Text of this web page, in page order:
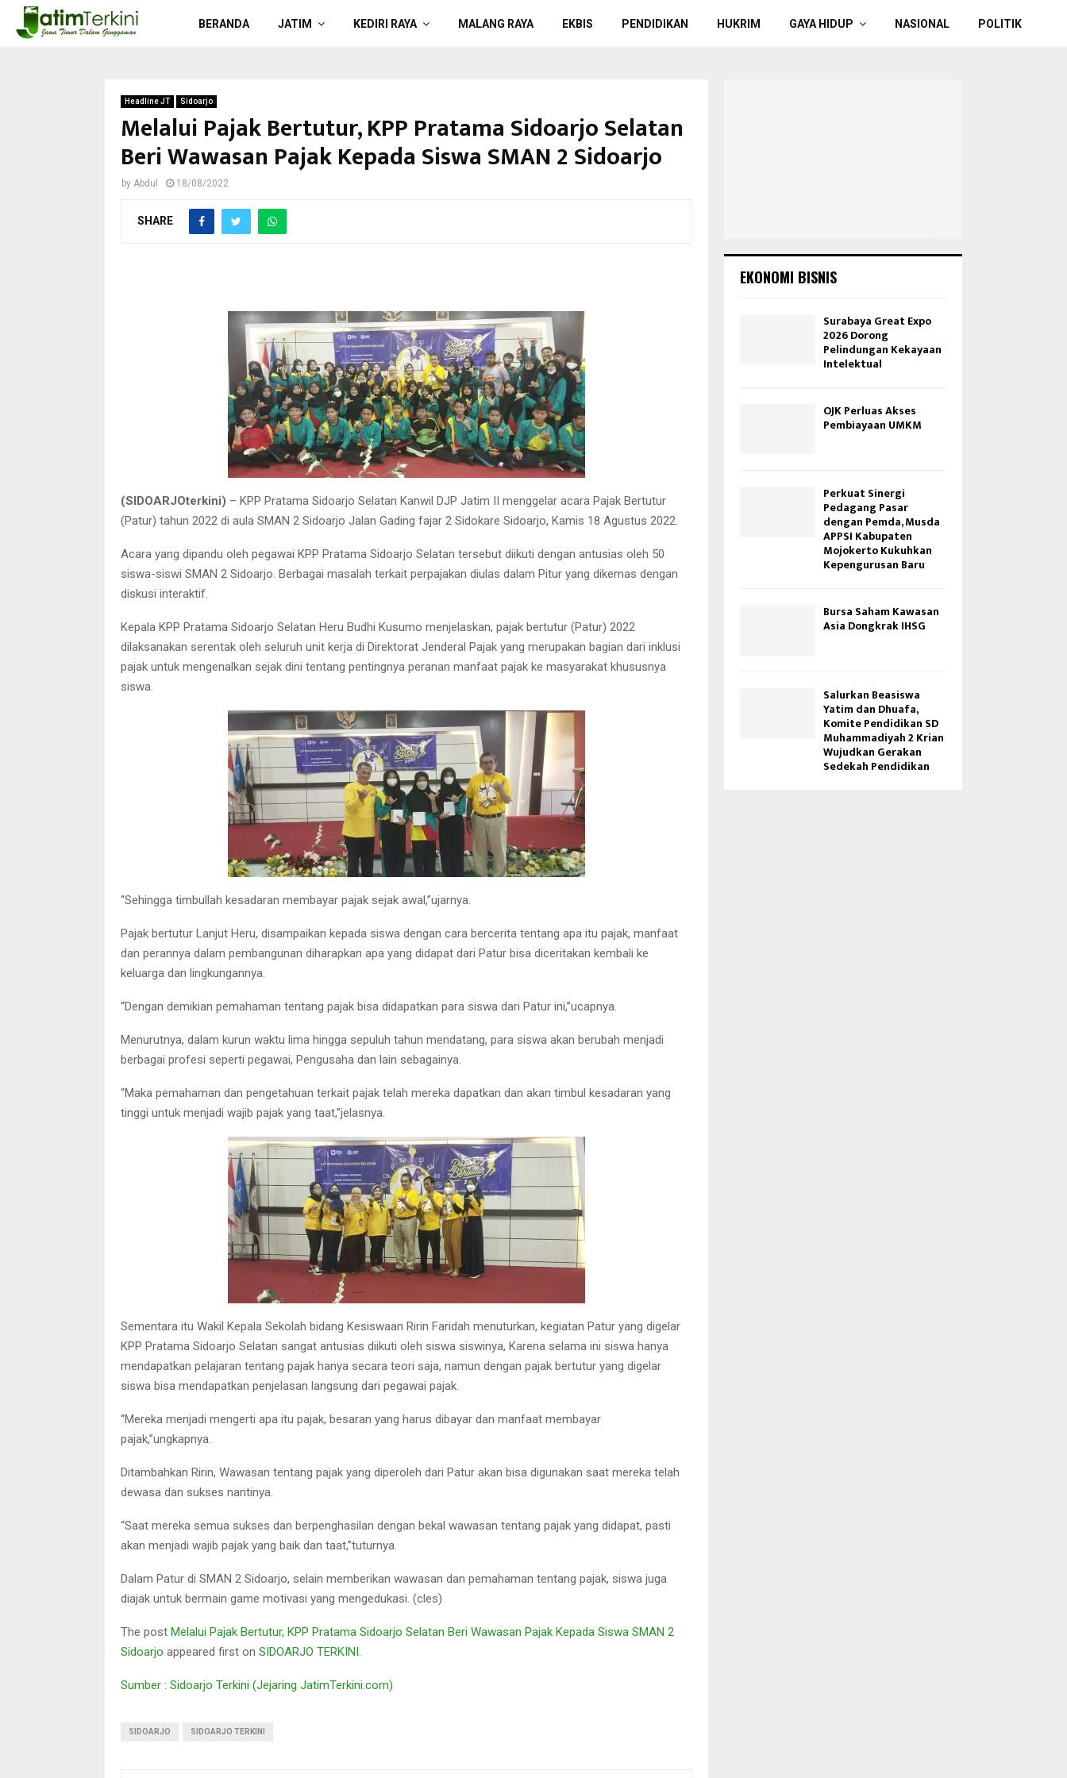
BERANDA JATIM KEDIRI RAYA MALANG RAYA EKBIS PENDIDIKAN HUKRIM GAYA HIDUP NASIONAL POLITIK
Headline JT Sidoarjo
Melalui Pajak Bertutur, KPP Pratama Sidoarjo Selatan
Beri Wawasan Pajak Kepada Siswa SMAN 2 Sidoarjo
by Abdul 18/08/2022
SHARE
(SIDOARJOterkini) – KPP Pratama Sidoarjo Selatan Kanwil DJP Jatim II menggelar acara Pajak Bertutur
(Patur) tahun 2022 di aula SMAN 2 Sidoarjo Jalan Gading fajar 2 Sidokare Sidoarjo, Kamis 18 Agustus 2022.
Acara yang dipandu oleh pegawai KPP Pratama Sidoarjo Selatan tersebut diikuti dengan antusias oleh 50
siswa-siswi SMAN 2 Sidoarjo. Berbagai masalah terkait perpajakan diulas dalam Pitur yang dikemas dengan
diskusi interaktif.
Kepala KPP Pratama Sidoarjo Selatan Heru Budhi Kusumo menjelaskan, pajak bertutur (Patur) 2022
dilaksanakan serentak oleh seluruh unit kerja di Direktorat Jenderal Pajak yang merupakan bagian dari inklusi
pajak untuk mengenalkan sejak dini tentang pentingnya peranan manfaat pajak ke masyarakat khususnya
siswa.
“Sehingga timbullah kesadaran membayar pajak sejak awal,”ujarnya.
Pajak bertutur Lanjut Heru, disampaikan kepada siswa dengan cara bercerita tentang apa itu pajak, manfaat
dan perannya dalam pembangunan diharapkan apa yang didapat dari Patur bisa diceritakan kembali ke
keluarga dan lingkungannya.
“Dengan demikian pemahaman tentang pajak bisa didapatkan para siswa dari Patur ini,”ucapnya.
Menurutnya, dalam kurun waktu lima hingga sepuluh tahun mendatang, para siswa akan berubah menjadi
berbagai profesi seperti pegawai, Pengusaha dan lain sebagainya.
“Maka pemahaman dan pengetahuan terkait pajak telah mereka dapatkan dan akan timbul kesadaran yang
tinggi untuk menjadi wajib pajak yang taat,”jelasnya.
Sementara itu Wakil Kepala Sekolah bidang Kesiswaan Ririn Faridah menuturkan, kegiatan Patur yang digelar
KPP Pratama Sidoarjo Selatan sangat antusias diikuti oleh siswa siswinya, Karena selama ini siswa hanya
mendapatkan pelajaran tentang pajak hanya secara teori saja, namun dengan pajak bertutur yang digelar
siswa bisa mendapatkan penjelasan langsung dari pegawai pajak.
“Mereka menjadi mengerti apa itu pajak, besaran yang harus dibayar dan manfaat membayar
pajak,”ungkapnya.
Ditambahkan Ririn, Wawasan tentang pajak yang diperoleh dari Patur akan bisa digunakan saat mereka telah
dewasa dan sukses nantinya.
“Saat mereka semua sukses dan berpenghasilan dengan bekal wawasan tentang pajak yang didapat, pasti
akan menjadi wajib pajak yang baik dan taat,”tuturnya.
Dalam Patur di SMAN 2 Sidoarjo, selain memberikan wawasan dan pemahaman tentang pajak, siswa juga
diajak untuk bermain game motivasi yang mengedukasi. (cles)
The post Melalui Pajak Bertutur, KPP Pratama Sidoarjo Selatan Beri Wawasan Pajak Kepada Siswa SMAN 2
Sidoarjo appeared first on SIDOARJO TERKINI
Sumber : Sidoarjo Terkini (Jejaring JatimTerkini.com)
SIDOARJO SIDOARJO TERKINI
EKONOMI BISNIS
Surabaya Great Expo
2026 Dorong
Pelindungan Kekayaan
Intelektual
OJK Perluas Akses
Pembiayaan UMKM
Perkuat Sinergi
Pedagang Pasar
dengan Pemda, Musda
APPSI Kabupaten
Mojokerto Kukuhkan
Kepengurusan Baru
Bursa Saham Kawasan
Asia Dongkrak IHSG
Salurkan Beasiswa
Yatim dan Dhuafa,
Komite Pendidikan SD
Muhammadiyah 2 Krian
Wujudkan Gerakan
Sedekah Pendidikan